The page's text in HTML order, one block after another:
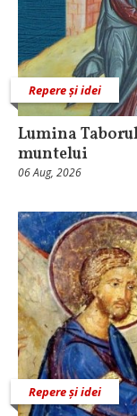
Repere și idei
Lumina
muntelui
06 Aug, 2026
Repere și idei